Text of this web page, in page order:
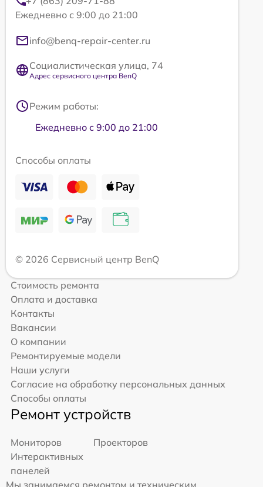
Ежедневно с 9:00 до 21:00
info@benq-repair-center.ru
Социалистическая улица, 74
Адрес сервисного центра BenQ
Режим работы:
Ежедневно с 9:00 до 21:00
Способы оплаты
© 2026 Сервисный центр BenQ
Стоимость ремонта
Оплата и доставка
Контакты
Вакансии
О компании
Ремонтируемые модели
Наши услуги
Согласие на обработку персональных данных
Способы оплаты
Ремонт устройств
Мониторов
Проекторов
Интерактивных
панелей